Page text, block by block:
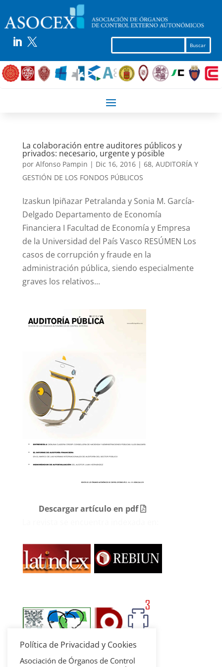
 
La colaboración entre auditores públicos y
privados: necesario, urgente y posible
por Alfonso Pampin | Dic 16, 2016| 68, AUDITORÍA Y
GESTIÓN DE LOS FONDOS PÚBLICOS
Izaskun Ipiñazar Petralanda y Sonia M. García-
Delgado Departamento de Economía
Financiera I Facultad de Economía y Empresa
de la Universidad del País Vasco RESÚMEN Los
casos de corrupción y fraude en la
administración pública, siendo especialmente
graves los relativos...
Descargar artículo en pdf
Política de Privacidad y Cookies
Asociación de Órganos de Control